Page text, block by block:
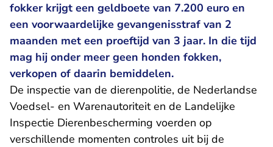
fokker krijgt een geldboete van 7.200 euro en
een voorwaardelijke gevangenisstraf van 2
maanden met een proeftijd van 3 jaar. In die tijd
mag hij onder meer geen honden fokken,
verkopen of daarin bemiddelen.
De inspectie van de dierenpolitie, de Nederlandse
Voedsel- en Warenautoriteit en de Landelijke
Inspectie Dierenbescherming voerden op
verschillende momenten controles uit bij de